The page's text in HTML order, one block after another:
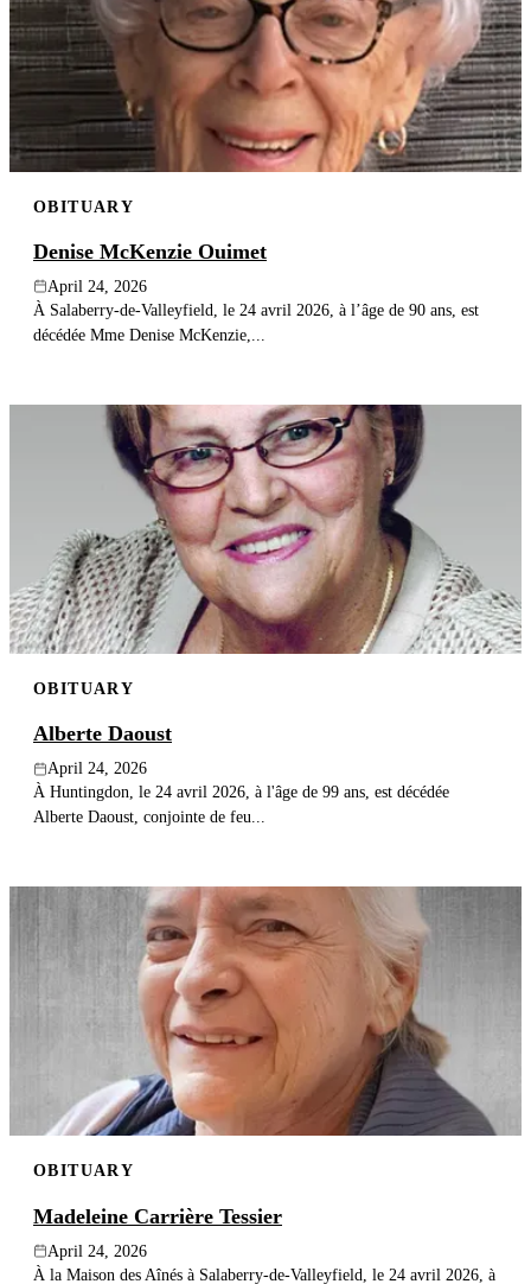
OBITUARY
Denise McKenzie Ouimet
April 24, 2026
À Salaberry-de-Valleyfield, le 24 avril 2026, à l’âge de 90 ans, est
décédée Mme Denise McKenzie,...
OBITUARY
Alberte Daoust
April 24, 2026
À Huntingdon, le 24 avril 2026, à l'âge de 99 ans, est décédée
Alberte Daoust, conjointe de feu...
OBITUARY
Madeleine Carrière Tessier
April 24, 2026
À la Maison des Aînés à Salaberry-de-Valleyfield, le 24 avril 2026, à